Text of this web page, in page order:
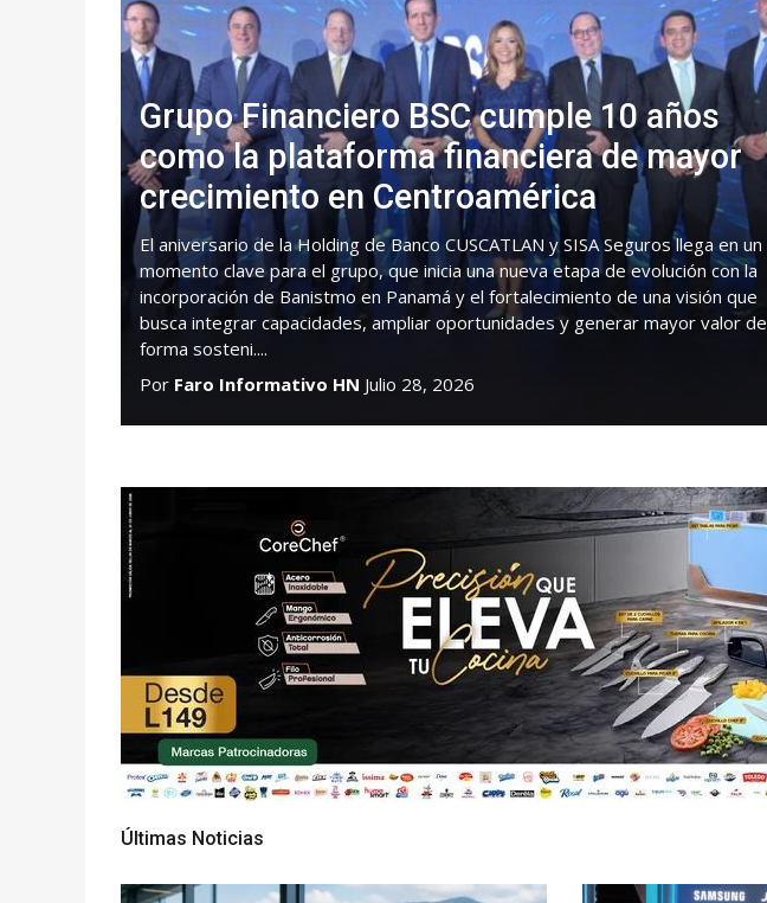
Grupo Financiero BSC cumple 10 años
como la plataforma financiera de mayor
crecimiento en Centroamérica
El aniversario de la Holding de Banco CUSCATLAN y SISA Seguros llega en un
momento clave para el grupo, que inicia una nueva etapa de evolución con la
incorporación de Banistmo en Panamá y el fortalecimiento de una visión que
busca integrar capacidades, ampliar oportunidades y generar mayor valor de
forma sosteni....
Por Faro Informativo HN Julio 28, 2026
Últimas Noticias